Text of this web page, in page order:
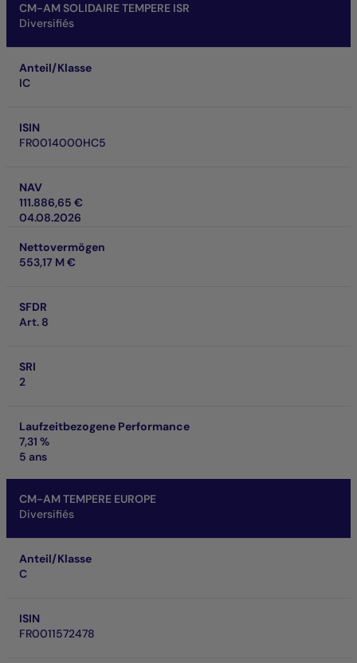
CM-AM SOLIDAIRE TEMPERE ISR
Diversifiés
Anteil/Klasse
IC
ISIN
FR0014000HC5
NAV
111.886,65 €
04.08.2026
Nettovermögen
553,17 M €
SFDR
Art. 8
SRI
2
Laufzeitbezogene Performance
7,31 %
5 ans
CM-AM TEMPERE EUROPE
Diversifiés
Anteil/Klasse
C
ISIN
FR0011572478